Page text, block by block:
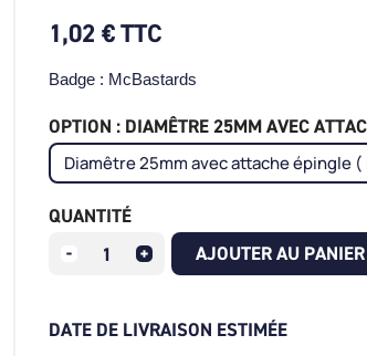
1,02 €TTC
Badge : McBastards
OPTION : DIAMÊTRE 25MM AVEC
QUANTITÉ
AJOUTER AU PANIER
DATE DE LIVRAISON ESTIMÉE